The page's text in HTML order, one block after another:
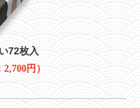
72枚入
円）